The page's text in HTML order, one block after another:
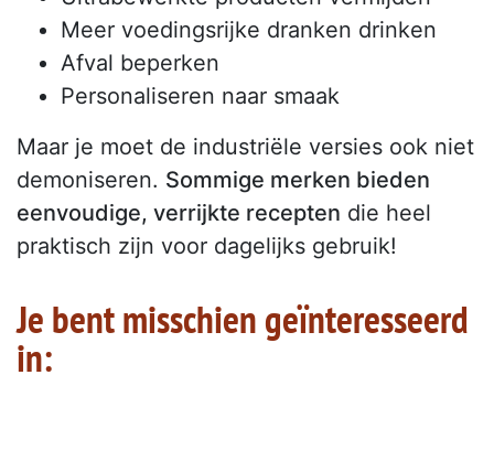
Meer voedingsrijke dranken drinken
Afval beperken
Personaliseren naar smaak
Maar je moet de industriële versies ook niet
demoniseren. Sommige merken bieden
eenvoudige, verrijkte recepten die heel
praktisch zijn voor dagelijks gebruik!
Je bent misschien geïnteresseerd
in: